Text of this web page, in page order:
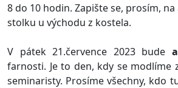
8 do 10 hodin. Zapište se, prosím,
stolku u východu z kostela.
V pátek 21.července 2023 bude
farnosti. Je to den, kdy se modlíme
seminaristy. Prosíme všechny, kdo